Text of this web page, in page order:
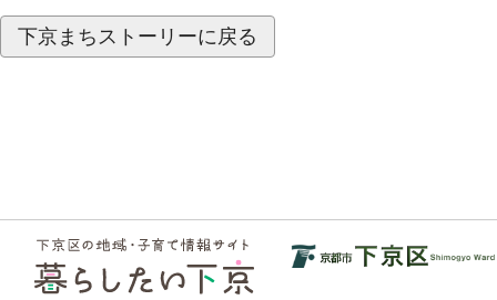
下京まちストーリーに戻る
フッ
ター